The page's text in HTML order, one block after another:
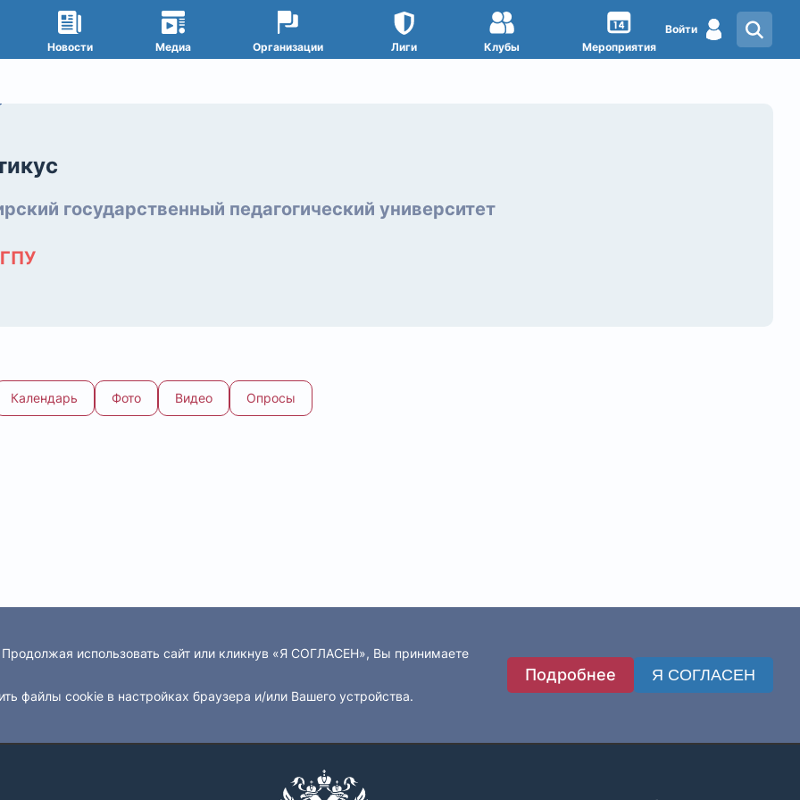
Войти
Новости Медиа Организации Лиги Клубы Мероприятия
государственный педагогический университет
Календарь Фото Видео Опросы
использовать сайт или кликнув «Я СОГЛАСЕН», Вы принимаете
файлы cookie в настройках браузера и/или Вашего устройства.
Подробнее Я СОГЛАСЕН